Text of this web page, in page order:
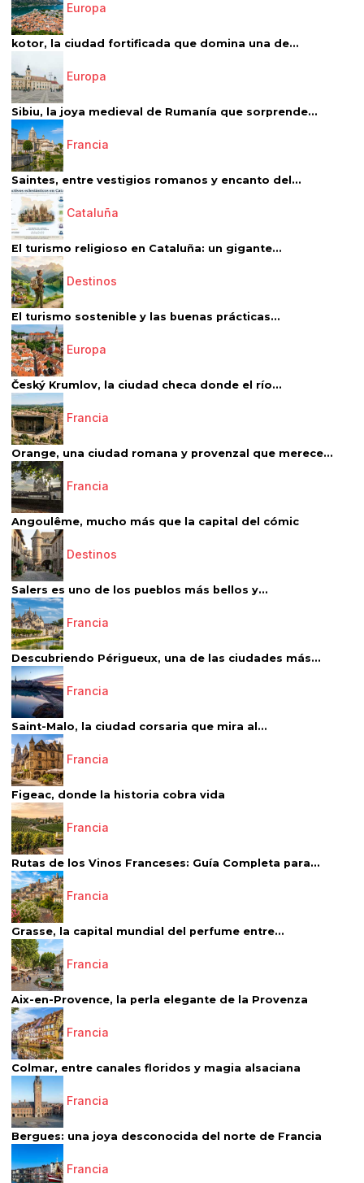
Europa
kotor, la ciudad fortificada que domina una de...
Europa
Sibiu, la joya medieval de Rumanía que sorprende...
Francia
Saintes, entre vestigios romanos y encanto del...
Cataluña
El turismo religioso en Cataluña: un gigante...
Destinos
El turismo sostenible y las buenas prácticas...
Europa
Český Krumlov, la ciudad checa donde el río...
Francia
Orange, una ciudad romana y provenzal que merece...
Francia
Angoulême, mucho más que la capital del cómic
Destinos
Salers es uno de los pueblos más bellos y...
Francia
Descubriendo Périgueux, una de las ciudades más...
Francia
Saint-Malo, la ciudad corsaria que mira al...
Francia
Figeac, donde la historia cobra vida
Francia
Rutas de los Vinos Franceses: Guía Completa para...
Francia
Grasse, la capital mundial del perfume entre...
Francia
Aix-en-Provence, la perla elegante de la Provenza
Francia
Colmar, entre canales floridos y magia alsaciana
Francia
Bergues: una joya desconocida del norte de Francia
Francia